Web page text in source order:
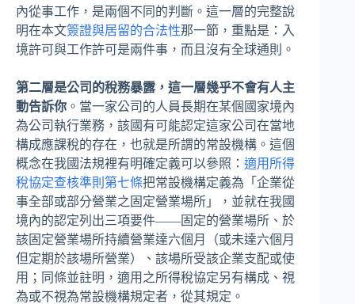
內從事工作，是兩個不同的判斷。這一層的完整說
明在本文簽證與居留的合法性那一節，重點是：入
境許可與工作許可是兩件事，而且沒有全球通則。
第二層是公司的稅務暴露，這一層幾乎不會有人主
動告訴你 。當一家公司的人員長期在某個國家境內
為公司執行業務，該國有可能認定這家公司在當地
構成應課稅的存在，也就是所謂的常設機構。這個
概念在我國法規裡有明確定義可以參照： 適用所得
稅協定查核準則第七條把常設機構定義為「企業從
事全部或部分營業之固定營業場所」，並就在我國
境內的認定列出三項要件——固定的營業場所、於
該固定營業場所持續營業達六個月（或未達六個月
但定期於該場所營業）、該場所受該企業支配或使
用；同條並註明，適用之所得稅協定另有構成、視
為或不視為常設機構規定者，從其規定。